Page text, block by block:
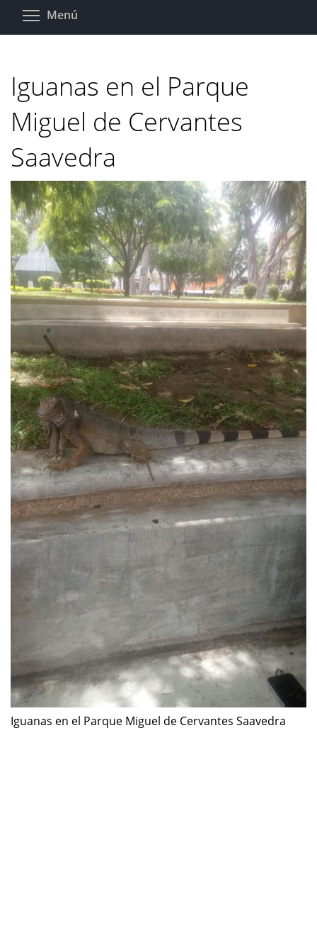
Pasar
Menú
Iguanas en el Parque
Miguel de Cervantes
Saavedra
Iguanas en el Parque Miguel de Cervantes Saavedra